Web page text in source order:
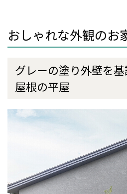
おしゃれな外観のお
グレーの塗り外壁を
屋根の平屋